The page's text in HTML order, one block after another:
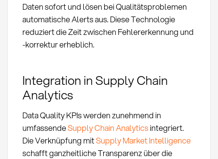
Daten sofort und lösen bei Qualitätsproblemen
automatische Alerts aus. Diese Technologie
reduziert die Zeit zwischen Fehlererkennung und
-korrektur erheblich.
Integration in Supply Chain
Analytics
Data Quality KPIs werden zunehmend in
umfassendeSupply Chain Analyticsintegriert.
Die Verknüpfung mitSupply Market Intelligence
schafft ganzheitliche Transparenz über die